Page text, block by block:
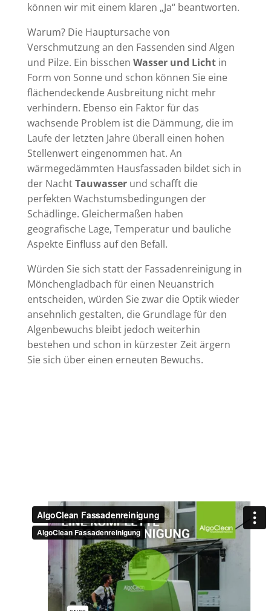
können wir mit einem klaren „Ja“ beantworten.
Warum? Die Hauptursache von
Verschmutzung an den Fassenden sind Algen
und Pilze. Ein bisschen Wasser und Lichtin
Form von Sonne und schon können Sie eine
flächendeckende Ausbreitung nicht mehr
verhindern. Ebenso ein Faktor für das
wachsende Problem ist die Dämmung, die im
Laufe der letzten Jahre überall einen hohen
Stellenwert eingenommen hat. An
wärmegedämmten Hausfassaden bildet sich in
der NachtTauwasserund schafft die
perfekten Wachstumsbedingungen der
Schädlinge. Gleichermaßen haben
geografische Lage, Temperatur und bauliche
Aspekte Einfluss auf den Befall.
Würden Sie sich statt der Fassadenreinigung in
Mönchengladbach für einen Neuanstrich
entscheiden, würden Sie zwar die Optik wieder
ansehnlich gestalten, die Grundlage für den
Algenbewuchs bleibt jedoch weiterhin
bestehen und schon in kürzester Zeit ärgern
Sie sich über einen erneuten Bewuchs.